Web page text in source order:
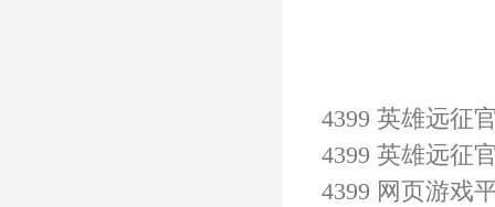
4399 英雄远征
4399 英雄远征
4399 网页游戏